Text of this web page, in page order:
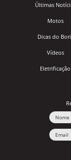
Últimas
Motos
Dicas do
Vídeos
Eletrificação